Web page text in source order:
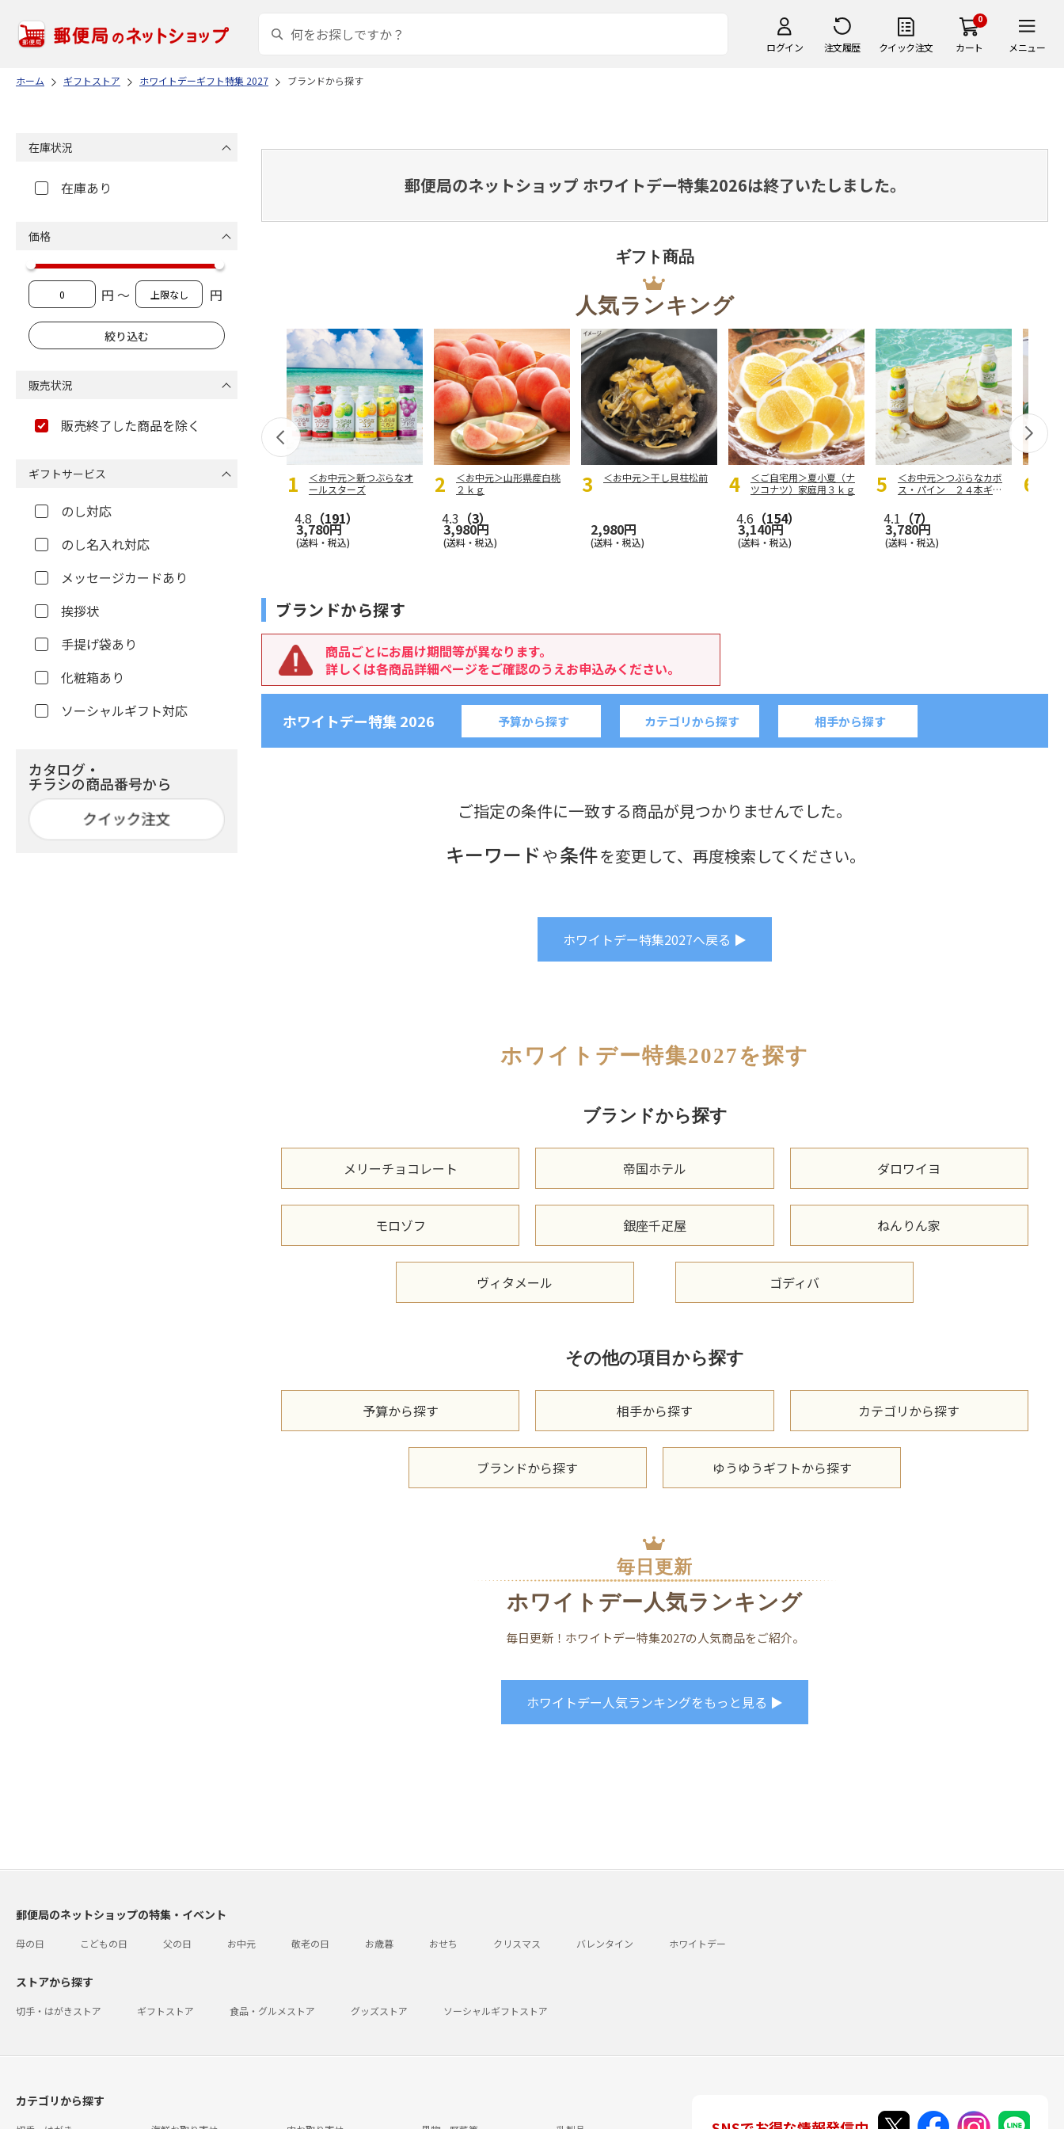
ログイン 注文履歴 クイック注文
0
カート メニュー
ホーム ギフトストア ホワイトデーギフト特集 2027 ブランドから探す
郵便局のネットショップ ホワイトデー特集2026は終了いたしました。
ギフト商品
人気ランキング
＜お中元＞新つぶらなオ
ールスターズ
4.8 （191）
3,780円
(送料・税込)
＜お中元＞山形県産白桃
２ｋｇ
4.3 （3）
3,980円
(送料・税込)
＜お中元＞干し貝柱松前
2,980円
(送料・税込)
＜ご自宅用＞夏小夏（ナ
ツコナツ）家庭用３ｋｇ
4.6 （154）
3,140円
(送料・税込)
＜お中元＞つぶらなカボ
ス・パイン ２４本ギフ
4.1 （7）
3,780円
(送料・税込)
ブランドから探す
商品ごとにお届け期間等が異なります。
詳しくは各商品詳細ページをご確認のうえお申込みください。
ホワイトデー特集 2026 予算から探す カテゴリから探す 相手から探す
ご指定の条件に一致する商品が見つかりませんでした。
キーワードや条件を変更して、再度検索してください。
ホワイトデー特集2027へ戻る ▶
ホワイトデー特集2027を探す
ブランドから探す
メリーチョコレート 帝国ホテル ダロワイヨ
モロゾフ 銀座千疋屋 ねんりん家
ヴィタメール ゴディバ
その他の項目から探す
予算から探す 相手から探す カテゴリから探す
ブランドから探す ゆうゆうギフトから探す
毎日更新
ホワイトデー人気ランキング
毎日更新！ホワイトデー特集2027の人気商品をご紹介。
ホワイトデー人気ランキングをもっと見る ▶
在庫状況
在庫あり
価格
円 ～ 円
販売状況
販売終了した商品を除く
ギフトサービス
のし対応
のし名入れ対応
メッセージカードあり
挨拶状
手提げ袋あり
化粧箱あり
ソーシャルギフト対応
カタログ・
チラシの商品番号から
郵便局のネットショップの特集・イベント
母の日 こどもの日 父の日 お中元 敬老の日 お歳暮 おせち クリスマス バレンタイン ホワイトデー
ストアから探す
切手・はがきストア ギフトストア 食品・グルメストア グッズストア ソーシャルギフトストア
カテゴリから探す